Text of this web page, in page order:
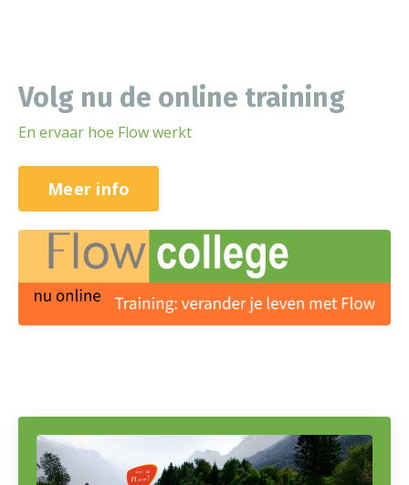
Volg nu de online training
En ervaar hoe Flow werkt
Meer info